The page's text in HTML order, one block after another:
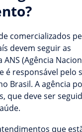
comercializados
devem seguir as
(Agência
é responsável pelo
Brasil. A agência
que deve ser
que